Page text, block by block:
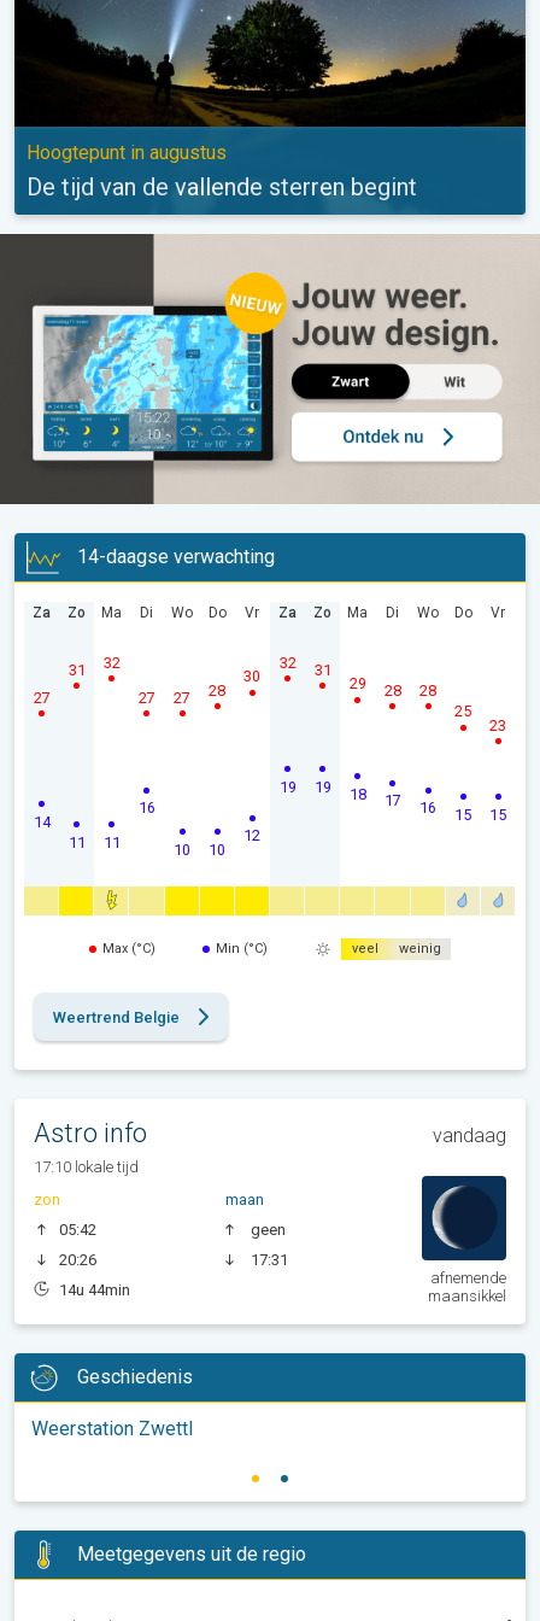
Hoogtepunt in augustus
De tijd van de vallende sterren begint
14-daagse verwachting
Za
14
27
Zo
11
31
Ma
11
32
Di
16
27
Wo
10
27
Do
10
28
Vr
12
30
Za
19
32
Zo
19
31
Ma
18
29
Di
17
28
Wo
16
28
Do
15
25
Vr
15
23
Max (°C) Min (°C) veel weinig
Weertrend Belgie
Astro info vandaag
17:10 lokale tijd
zon
05:42
20:26
14u 44min
maan
geen
17:31
afnemende
maansikkel
Geschiedenis
Weerstation Zwettl
Meetgegevens uit de regio